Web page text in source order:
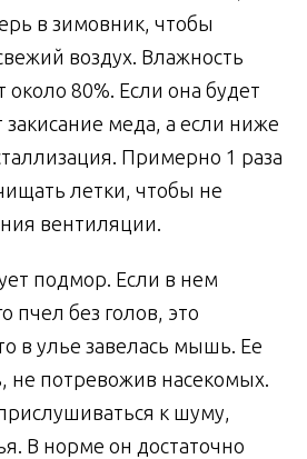
в зимовник, чтобы
воздух. Влажность
около 80%. Если она будет
меда, а если ниже
Примерно 1 раза
летки, чтобы не
вентиляции.
подмор. Если в нем
пчел без голов, это
в улье завелась мышь. Ее
не потревожив насекомых.
к шуму,
В норме он достаточно